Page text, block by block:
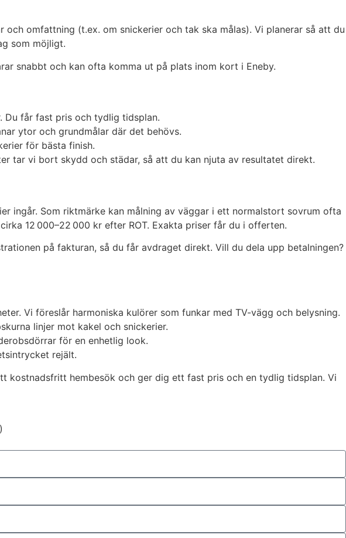
omfattning (t.ex. om snickerier och tak ska målas). Vi planerar så att du
som möjligt.
snabbt och kan ofta komma ut på plats inom kort i Eneby.
Du får fast pris och tydlig tidsplan.
ytor och grundmålar där det behövs.
för bästa finish.
tar vi bort skydd och städar, så att du kan njuta av resultatet direkt.
ingår. Som riktmärke kan målning av väggar i ett normalstort sovrum ofta
12 000–22 000 kr efter ROT. Exakta priser får du i offerten.
på fakturan, så du får avdraget direkt. Vill du dela upp betalningen?
Vi föreslår harmoniska kulörer som funkar med TV-vägg och belysning.
linjer mot kakel och snickerier.
för en enhetlig look.
rejält.
kostnadsfritt hembesök och ger dig ett fast pris och en tydlig tidsplan. Vi